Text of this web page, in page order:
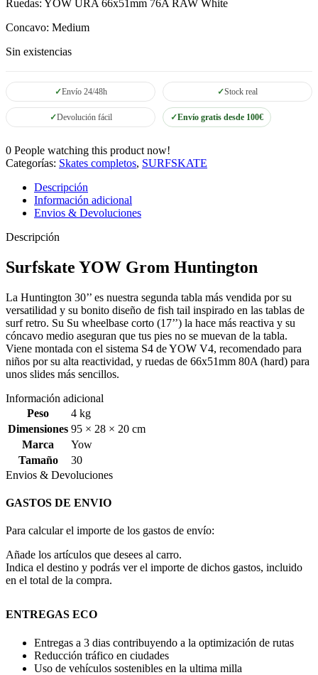
Ruedas: YOW URA 66x51mm 76A RAW White
Concavo: Medium
Sin existencias
Envío 24/48h Stock real
Devolución fácil Envío gratis desde 100€
0 People watching this product now!
Categorías: Skates completos, SURFSKATE
Descripción
Información adicional
Envios & Devoluciones
Descripción
Surfskate YOW Grom Huntington
La Huntington 30’’ es nuestra segunda tabla más vendida por su
versatilidad y su bonito diseño de fish tail inspirado en las tablas de
surf retro. Su Su wheelbase corto (17’’) la hace más reactiva y su
cóncavo medio aseguran que tus pies no se muevan de la tabla.
Viene montada con el sistema S4 de YOW V4, recomendado para
niños por su alta reactividad, y ruedas de 66x51mm 80A (hard) para
unos slides más sencillos.
Información adicional
Peso
4 kg
Dimensiones 95 × 28 × 20 cm
Marca
Yow
Tamaño
30
Envios & Devoluciones
GASTOS DE ENVIO
Para calcular el importe de los gastos de envío:
Añade los artículos que desees al carro.
Indica el destino y podrás ver el importe de dichos gastos, incluido
en el total de la compra.
ENTREGAS ECO
Entregas a 3 dias contribuyendo a la optimización de rutas
Reducción tráfico en ciudades
Uso de vehículos sostenibles en la ultima milla